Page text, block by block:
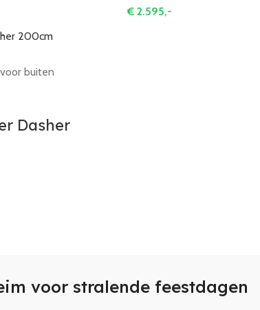
€ 2.595,-
Dasher
voor stralende feestdagen